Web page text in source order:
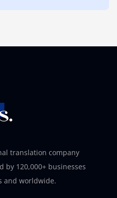
translation company
by 120,000+ businesses
and worldwide.